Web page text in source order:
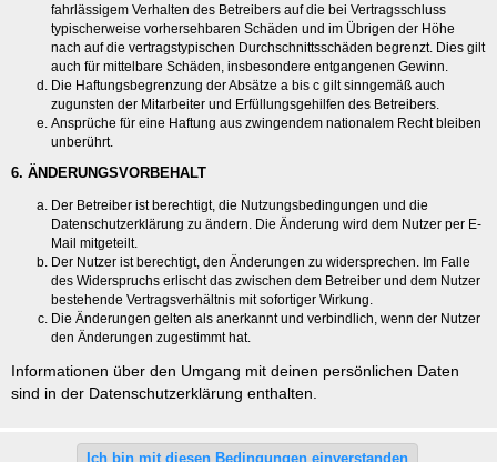
fahrlässigem Verhalten des Betreibers auf die bei Vertragsschluss
typischerweise vorhersehbaren Schäden und im Übrigen der Höhe
nach auf die vertragstypischen Durchschnittsschäden begrenzt. Dies gilt
auch für mittelbare Schäden, insbesondere entgangenen Gewinn.
Die Haftungsbegrenzung der Absätze a bis c gilt sinngemäß auch
zugunsten der Mitarbeiter und Erfüllungsgehilfen des Betreibers.
Ansprüche für eine Haftung aus zwingendem nationalem Recht bleiben
unberührt.
6. ÄNDERUNGSVORBEHALT
Der Betreiber ist berechtigt, die Nutzungsbedingungen und die
Datenschutzerklärung zu ändern. Die Änderung wird dem Nutzer per E-
Mail mitgeteilt.
Der Nutzer ist berechtigt, den Änderungen zu widersprechen. Im Falle
des Widerspruchs erlischt das zwischen dem Betreiber und dem Nutzer
bestehende Vertragsverhältnis mit sofortiger Wirkung.
Die Änderungen gelten als anerkannt und verbindlich, wenn der Nutzer
den Änderungen zugestimmt hat.
Informationen über den Umgang mit deinen persönlichen Daten
sind in der Datenschutzerklärung enthalten.